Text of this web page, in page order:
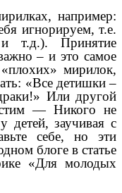
например:
игнорируем, т.е.
т.д.). Принятие
– и это самое
мирилок,
«Все детишки –
Или другой
— Никого не
детей, заучивая с
себе, но эти
блоге в статье
«Для молодых